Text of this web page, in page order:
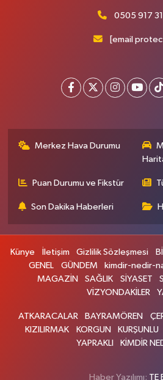
0505 917
[email
Merkez Hava Durumu
Puan Durumu ve Fikstür
Son Dakika Haberleri
Künye İletişim Gizlilik Sözleşmesi
GENEL
GÜNDEM kimdir-nedir-
MAGAZİN
SAĞLIK SİYASET
VİZYONDAKİLER
ATKARACALAR BAYRAMÖREN
KIZILIRMAK
KORGUN KURŞUNLU
YAPRAKLI
KİMDİR
Haber Yazılımı: TE